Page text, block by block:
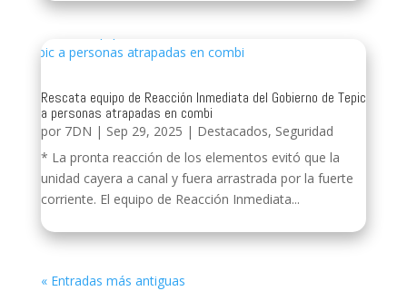
Rescata equipo de Reacción Inmediata del Gobierno de Tepic
a personas atrapadas en combi
por 7DN | Sep 29, 2025 | Destacados, Seguridad
* La pronta reacción de los elementos evitó que la
unidad cayera a canal y fuera arrastrada por la fuerte
corriente. El equipo de Reacción Inmediata...
« Entradas más antiguas